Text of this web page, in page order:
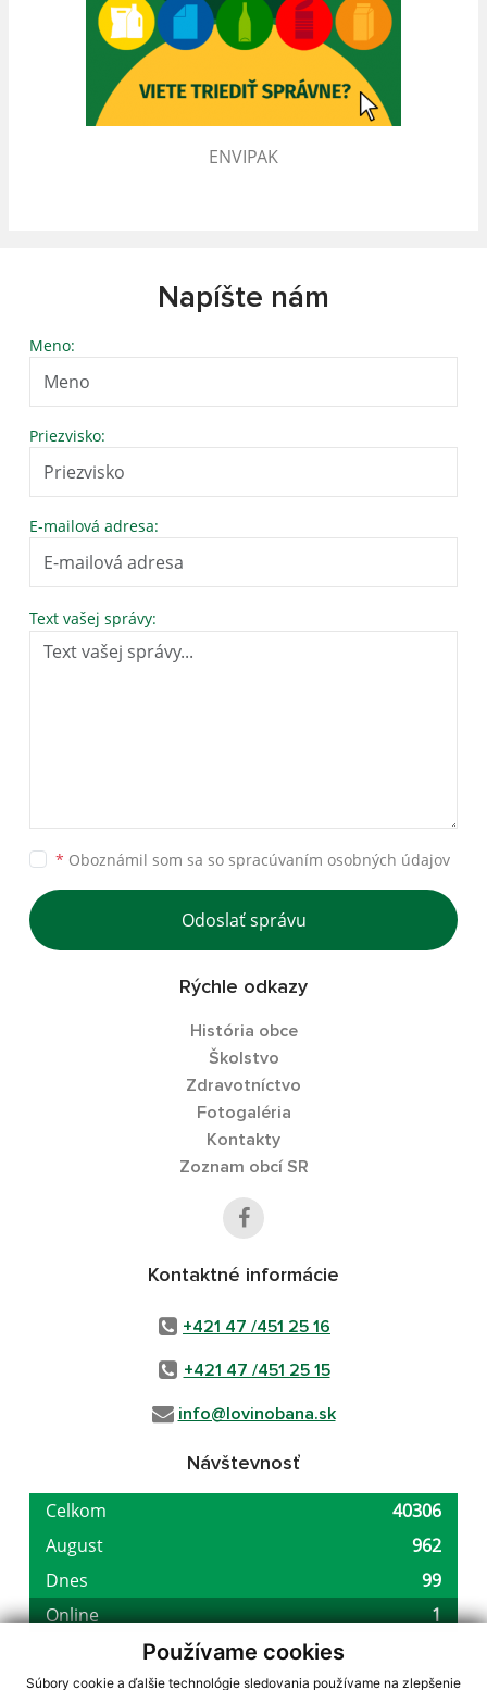
Používame cookies
Súbory cookie a ďalšie technológie sledovania používame na zlepšenie
ENVIPAK
Napíšte nám
Meno:
Priezvisko:
E-mailová adresa:
Text vašej správy:
* Oboznámil som sa so spracúvaním osobných údajov
Odoslať správu
Rýchle odkazy
História obce
Školstvo
Zdravotníctvo
Fotogaléria
Kontakty
Zoznam obcí SR
Kontaktné informácie
+421 47 /451 25 16
+421 47 /451 25 15
info@lovinobana.sk
Návštevnosť